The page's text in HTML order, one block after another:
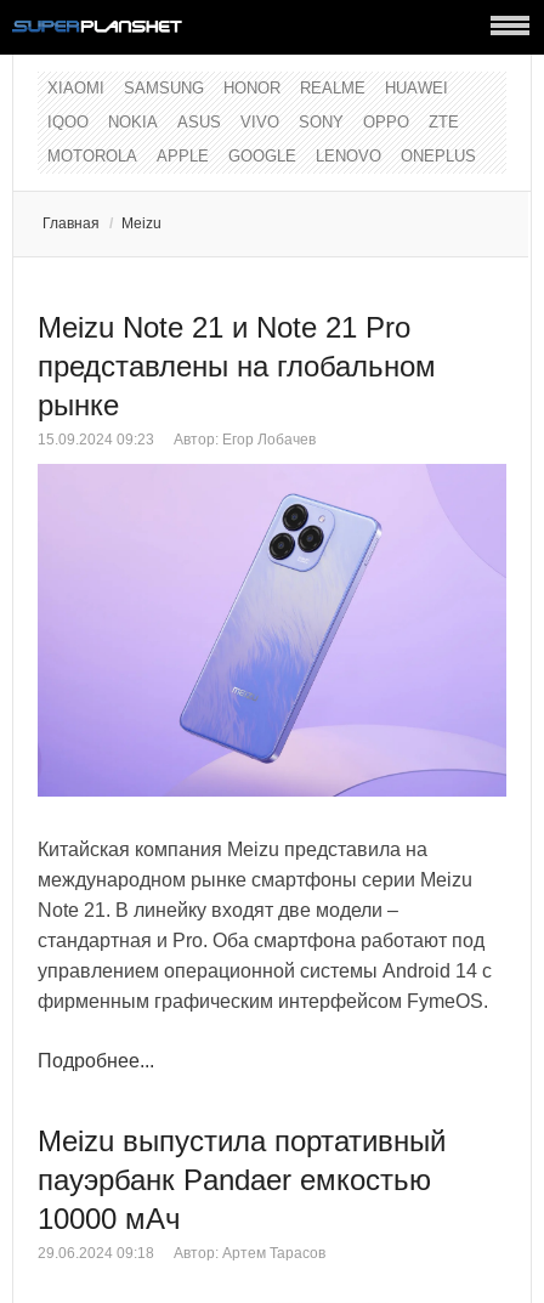
XIAOMI SAMSUNG HONOR REALME
HUAWEI
IQOO
NOKIA ASUS VIVO SONY OPPO
ZTE
MOTOROLA
APPLE GOOGLE LENOVO ONEPLUS
Главная / Meizu
Meizu Note 21 и Note 21 Pro
представлены на глобальном
рынке
15.09.2024 09:23 Автор: Егор Лобачев
Китайская компания Meizu представила на
международном рынке смартфоны серии Meizu
Note 21. В линейку входят две модели –
стандартная и Pro. Оба смартфона работают под
управлением операционной системы Android 14 с
фирменным графическим интерфейсом FymeOS.
Подробнее...
Meizu выпустила портативный
пауэрбанк Pandaer емкостью
10000 мАч
29.06.2024 09:18 Автор: Артем Тарасов